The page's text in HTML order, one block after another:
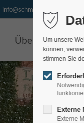
Um unsere
können,
stimmen Sie
Externe
Externe
info@schmilka.de
Übernachten
BIO Hotel Helvetia
Villa Waldfrieden
Hotel zur Mühle
BIO Villa Thusnelda